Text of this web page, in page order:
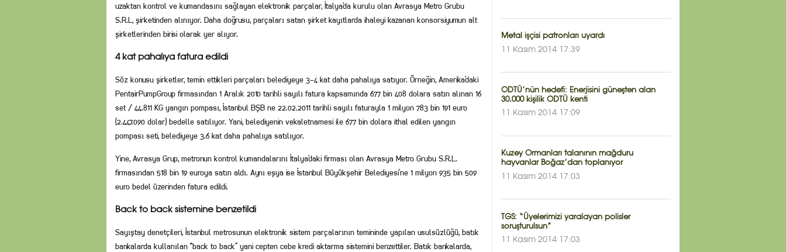
uzaktan kontrol ve kumandasını sağlayan elektronik parçalar, İtalya’da kurulu olan Avrasya Metro Grubu
S.R.L, şirketinden alınıyor. Daha doğrusu, parçaları satan şirket kayıtlarda ihaleyi kazanan konsorsiyumun alt
şirketlerinden birisi olarak yer alıyor.
4 kat pahalıya fatura edildi
Söz konusu şirketler, temin ettikleri parçaları belediyeye 3-4 kat daha pahalıya satıyor. Örneğin, Amerika’daki
PentairPumpGroup firmasından 1 Aralık 2010 tarihli sayılı fatura kapsamında 677 bin 408 dolara satın alınan 16
set / 44.811 KG yangın pompası, İstanbul BŞB ne 22.02.2011 tarihli sayılı faturayla 1 milyon 783 bin 191 euro
(2.447.090 dolar) bedelle satılıyor. Yani, belediyenin vekaletnamesi ile 677 bin dolara ithal edilen yangın
pompası seti, belediyeye 3.6 kat daha pahalıya satılıyor.
Yine, Avrasya Grup, metronun kontrol kumandalarını İtalya’daki firması olan Avrasya Metro Grubu S.R.L.
firmasından 518 bin 19 euroya satın aldı. Aynı eşya ise İstanbul Büyükşehir Belediyesi’ne 1 milyon 935 bin 509
euro bedel üzerinden fatura edildi.
Back to back sistemine benzetildi
Sayıştay denetçileri, İstanbul metrosunun elektronik sistem parçalarının temininde yapılan usulsüzlüğü, batık
bankalarda kullanılan “back to back” yani cepten cebe kredi aktarma sistemini benzettiler. Batık bankalarda,
Metal işçisi patronları uyardı
11 Kasım 2014 17:39
ODTÜ’nün hedefi: Enerjisini güneşten alan
30.000 kişilik ODTÜ kenti
11 Kasım 2014 17:09
Kuzey Ormanları talanının mağduru
hayvanlar Boğaz’dan toplanıyor
11 Kasım 2014 17:03
TGS: “Üyelerimizi yaralayan polisler
soruşturulsun”
11 Kasım 2014 17:03